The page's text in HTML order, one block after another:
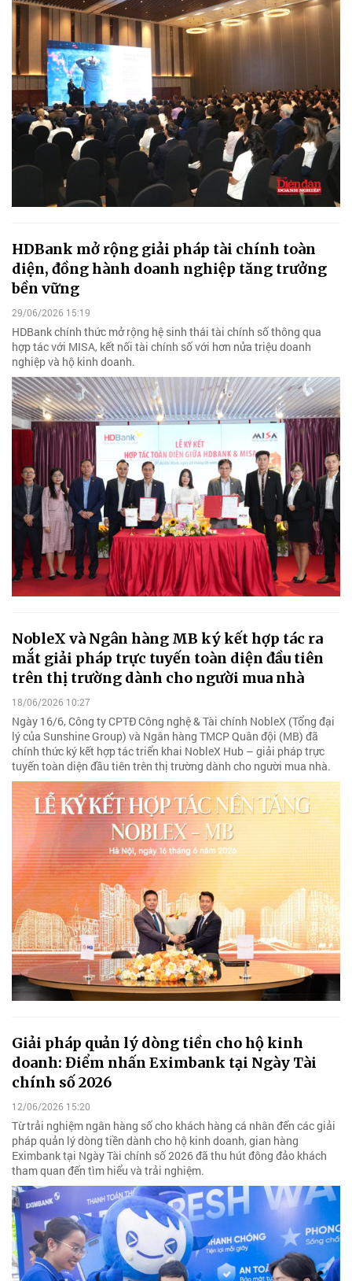
HDBank mở rộng giải pháp tài chính toàn
diện, đồng hành doanh nghiệp tăng trưởng
bền vững
29/06/2026 15:19
HDBank chính thức mở rộng hệ sinh thái tài chính số thông qua
hợp tác với MISA, kết nối tài chính số với hơn nửa triệu doanh
nghiệp và hộ kinh doanh.
NobleX và Ngân hàng MB ký kết hợp tác ra
mắt giải pháp trực tuyến toàn diện đầu tiên
trên thị trường dành cho người mua nhà
18/06/2026 10:27
Ngày 16/6, Công ty CPTĐ Công nghệ & Tài chính NobleX (Tổng đại
lý của Sunshine Group) và Ngân hàng TMCP Quân đội (MB) đã
chính thức ký kết hợp tác triển khai NobleX Hub – giải pháp trực
tuyến toàn diện đầu tiên trên thị trường dành cho người mua nhà.
Giải pháp quản lý dòng tiền cho hộ kinh
doanh: Điểm nhấn Eximbank tại Ngày Tài
chính số 2026
12/06/2026 15:20
Từ trải nghiệm ngân hàng số cho khách hàng cá nhân đến các giải
pháp quản lý dòng tiền dành cho hộ kinh doanh, gian hàng
Eximbank tại Ngày Tài chính số 2026 đã thu hút đông đảo khách
tham quan đến tìm hiểu và trải nghiệm.